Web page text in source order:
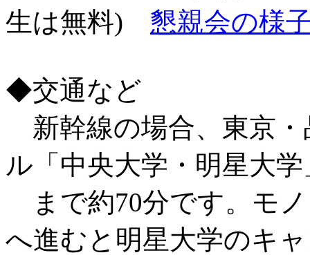
生は無料) 懇親会の様
◆交通など
新幹線の場合、東京・
ル「中央大学・明星大学
まで約70分です。モ
へ進むと明星大学のキ